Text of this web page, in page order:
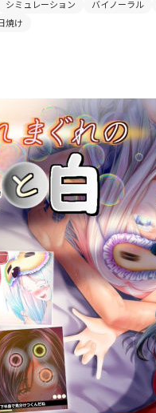
シミュレーション バイノーラル
焼け